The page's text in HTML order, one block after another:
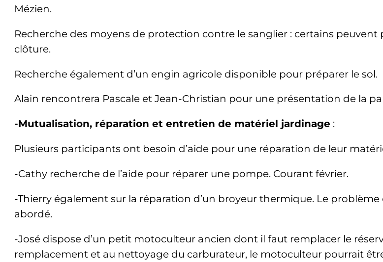
Mézien.
Recherche des moyens de protection contre le sanglier : certains
clôture.
Recherche également d’un engin agricole disponible pour préparer le sol.
Alain rencontrera Pascale et Jean-Christian pour une présentation de la
-Mutualisation, réparation et entretien de matériel jardinage :
Plusieurs participants ont besoin d’aide pour une réparation de leur
-Cathy recherche de l’aide pour réparer une pompe. Courant février.
-Thierry également sur la réparation d’un broyeur thermique. Le
abordé.
-José dispose d’un petit motoculteur ancien dont il faut remplacer le
remplacement et au nettoyage du carburateur, le motoculteur pourrait